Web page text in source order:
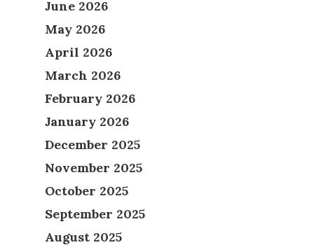
June 2026
May 2026
April 2026
March 2026
February 2026
January 2026
December 2025
November 2025
October 2025
September 2025
August 2025